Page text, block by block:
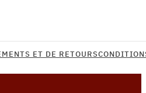
ET DE RETOURS